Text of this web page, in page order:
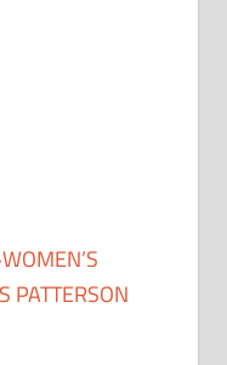
PATTERSON